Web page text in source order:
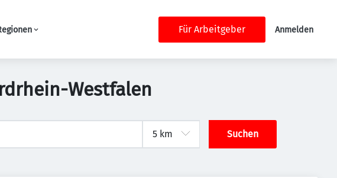
Für Arbeitgeber Anmelden
Westfalen
Suchen